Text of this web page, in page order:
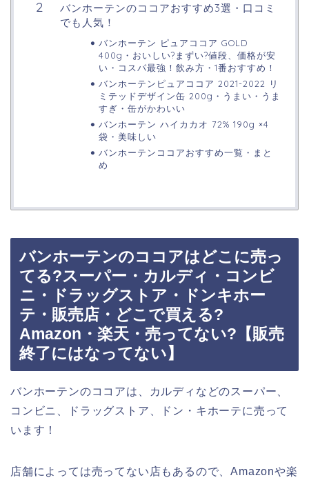
バンホーテンのココアおすすめ3選・口コミ
でも人気！
バンホーテン ピュアココア GOLD
400g・おいしい?まずい?値段、価格が安
い・コスパ最強！飲み方・1番おすすめ！
バンホーテンピュアココア 2021-2022 リ
ミテッドデザイン缶 200g・うまい・うま
すぎ・缶がかわいい
バンホーテン ハイカカオ 72% 190g ×4
袋・美味しい
バンホーテンココアおすすめ一覧・まと
め
バンホーテンのココアはどこに売っ
てる?スーパー・カルディ・コンビ
ニ・ドラッグストア・ドンキホー
テ・販売店・どこで買える?
Amazon・楽天・売ってない?【販売
終了にはなってない】
バンホーテンのココアは、カルディなどのスーパー、
コンビニ、ドラッグストア、ドン・キホーテに売って
います！
店舗によっては売ってない店もあるので、Amazonや楽